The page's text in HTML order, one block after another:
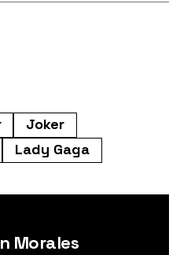
Joker
Lady Gaga
Morales